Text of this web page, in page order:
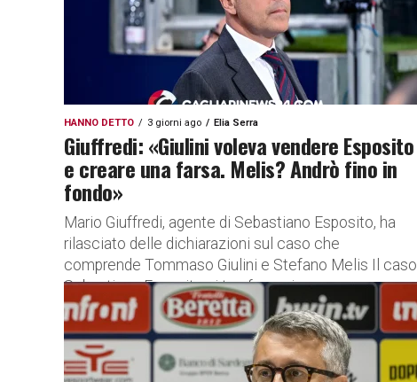
HANNO DETTO 3 giorni ago Elia Serra
Giuffredi: «Giulini voleva vendere Esposito
e creare una farsa. Melis? Andrò fino in
fondo»
Mario Giuffredi, agente di Sebastiano Esposito, ha
rilasciato delle dichiarazioni sul caso che
comprende Tommaso Giulini e Stefano Melis Il caso
Sebastiano Esposito si trasforma in...